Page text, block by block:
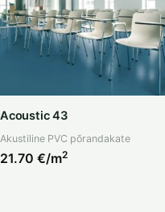
Acoustic 43
Akustiline PVC põrandakate
21.70 €/m2